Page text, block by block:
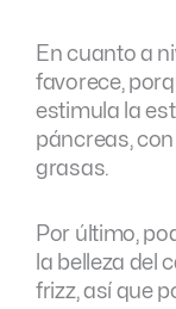
En cuanto a
favorece,
estimula la
páncreas,
grasas.
Por último,
la belleza del
frizz, así que